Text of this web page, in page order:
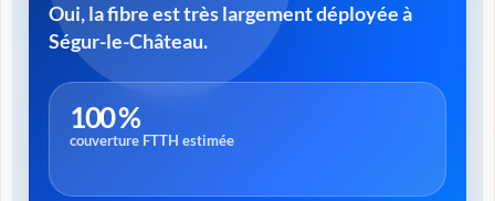
Oui, la fibre est très largement déployée à
Ségur-le-Château.
100 %
couverture FTTH estimée